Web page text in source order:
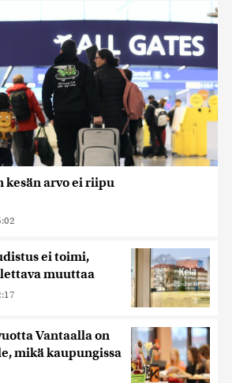
kesän arvo ei riipu
ei toimi,
muuttaa
Vantaalla on
mikä kaupungissa